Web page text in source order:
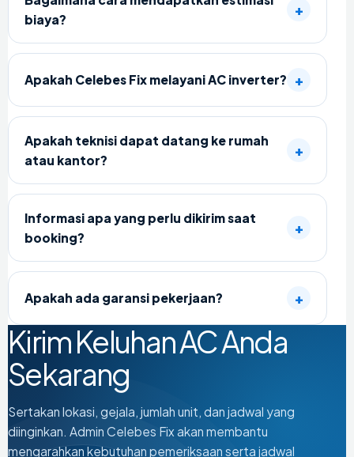
biaya?
Apakah Celebes Fix melayani AC inverter?
Apakah teknisi dapat datang ke rumah
atau kantor?
Informasi apa yang perlu dikirim saat
booking?
Apakah ada garansi pekerjaan?
Kirim Keluhan AC Anda
Sekarang
Sertakan lokasi, gejala, jumlah unit, dan jadwal yang
diinginkan. Admin Celebes Fix akan membantu
mengarahkan kebutuhan pemeriksaan serta jadwal